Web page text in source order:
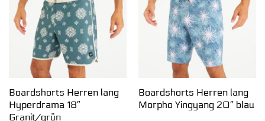
Boardshorts Herren lang
Hyperdrama 18″
Granit/grün
Boardshorts Herren lang
Morpho Yingyang 20″ blau